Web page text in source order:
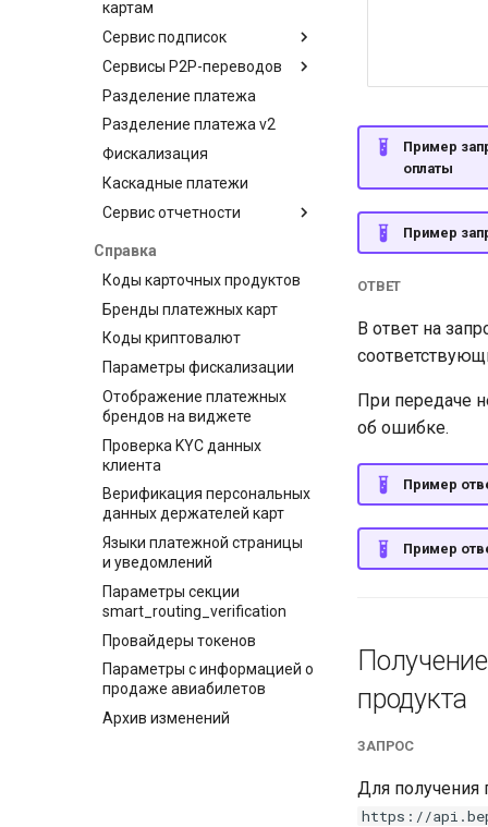
картам
Запрос на взимание
Сервис подписок
Планы
Клиенты
Подписки
Сервисы P2P-переводов
API для P2P-переводов
Платежная страница для
Разделение платежа
Разделение платежа v2
Фискализация
Каскадные платежи
Сервис отчетности
отчетов
Справка
Коды карточных продуктов
Бренды платежных карт
Коды криптовалют
Параметры фискализации
Отображение платежных
брендов на виджете
Проверка KYC данных
клиента
Верификация персональных
данных держателей карт
Языки платежной страницы
и уведомлений
Параметры секции
smart_routing_verification
Провайдеры токенов
Параметры с информацией о
продаже авиабилетов
Архив изменений
Пример
оплаты
Пример
ОТВЕТ
В ответ на
При передаче
об ошибке.
Пример
Пример
продукта
ЗАПРОС
Для получения
https://